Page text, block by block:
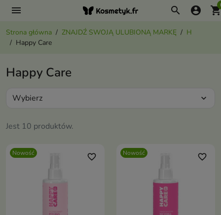
menu search account_circle
Strona główna ZNAJDŹ SWOJĄ ULUBIONĄ MARKĘ
H
Happy Care
Happy Care
Jest 10 produktów.
Wybierz expand_more
Nowość favorite_border Nowość favorite_border